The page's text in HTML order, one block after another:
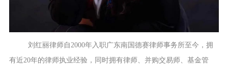
刘红丽律师自2000年入职广东南国德赛律师事务所至今，拥
有近20年的律师执业经验，同时拥有律师、并购交易师、基金管